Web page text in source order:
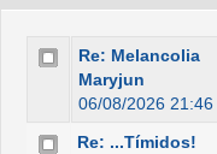
Re: Melancolia
Maryjun
06/08/2026 21:46
Re: ...Tímidos!